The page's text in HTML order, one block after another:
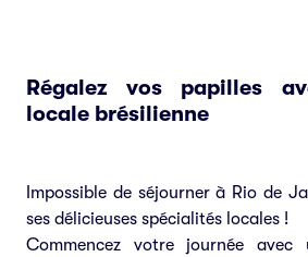
Régalez vos papilles
locale brésilienne
Impossible de séjourner à Rio de
ses délicieuses spécialités locales !
Commencez votre journée